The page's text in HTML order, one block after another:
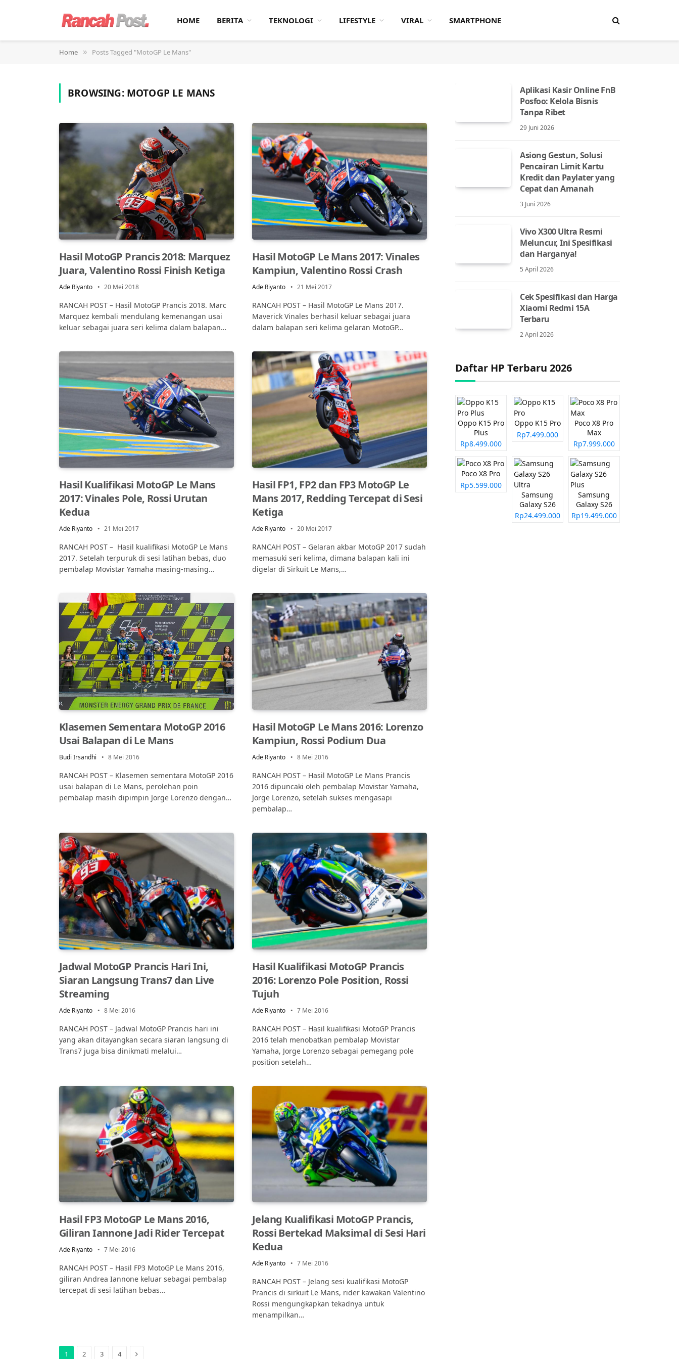
HOME BERITA TEKNOLOGI LIFESTYLE VIRAL SMARTPHONE
Home » Posts Tagged "MotoGP Le Mans"
BROWSING: MOTOGP LE MANS
Hasil MotoGP Prancis 2018: Marquez
Juara, Valentino Rossi Finish Ketiga
Ade Riyanto 20 Mei 2018
RANCAH POST – Hasil MotoGP Prancis 2018. Marc
Marquez kembali mendulang kemenangan usai
keluar sebagai juara seri kelima dalam balapan…
Hasil MotoGP Le Mans 2017: Vinales
Kampiun, Valentino Rossi Crash
Ade Riyanto 21 Mei 2017
RANCAH POST – Hasil MotoGP Le Mans 2017.
Maverick Vinales berhasil keluar sebagai juara
dalam balapan seri kelima gelaran MotoGP…
Hasil Kualifikasi MotoGP Le Mans
2017: Vinales Pole, Rossi Urutan
Kedua
Ade Riyanto 21 Mei 2017
RANCAH POST – Hasil kualifikasi MotoGP Le Mans
2017. Setelah terpuruk di sesi latihan bebas, duo
pembalap Movistar Yamaha masing-masing…
Hasil FP1, FP2 dan FP3 MotoGP Le
Mans 2017, Redding Tercepat di Sesi
Ketiga
Ade Riyanto 20 Mei 2017
RANCAH POST – Gelaran akbar MotoGP 2017 sudah
memasuki seri kelima, dimana balapan kali ini
digelar di Sirkuit Le Mans,…
Klasemen Sementara MotoGP 2016
Usai Balapan di Le Mans
Budi Irsandhi 8 Mei 2016
RANCAH POST – Klasemen sementara MotoGP 2016
usai balapan di Le Mans, perolehan poin
pembalap masih dipimpin Jorge Lorenzo dengan…
Hasil MotoGP Le Mans 2016: Lorenzo
Kampiun, Rossi Podium Dua
Ade Riyanto 8 Mei 2016
RANCAH POST – Hasil MotoGP Le Mans Prancis
2016 dipuncaki oleh pembalap Movistar Yamaha,
Jorge Lorenzo, setelah sukses mengasapi
pembalap…
Jadwal MotoGP Prancis Hari Ini,
Siaran Langsung Trans7 dan Live
Streaming
Ade Riyanto 8 Mei 2016
RANCAH POST – Jadwal MotoGP Prancis hari ini
yang akan ditayangkan secara siaran langsung di
Trans7 juga bisa dinikmati melalui…
Hasil Kualifikasi MotoGP Prancis
2016: Lorenzo Pole Position, Rossi
Tujuh
Ade Riyanto 7 Mei 2016
RANCAH POST – Hasil kualifikasi MotoGP Prancis
2016 telah menobatkan pembalap Movistar
Yamaha, Jorge Lorenzo sebagai pemegang pole
position setelah…
Hasil FP3 MotoGP Le Mans 2016,
Giliran Iannone Jadi Rider Tercepat
Ade Riyanto 7 Mei 2016
RANCAH POST – Hasil FP3 MotoGP Le Mans 2016,
giliran Andrea Iannone keluar sebagai pembalap
tercepat di sesi latihan bebas…
Jelang Kualifikasi MotoGP Prancis,
Rossi Bertekad Maksimal di Sesi Hari
Kedua
Ade Riyanto 7 Mei 2016
RANCAH POST – Jelang sesi kualifikasi MotoGP
Prancis di sirkuit Le Mans, rider kawakan Valentino
Rossi mengungkapkan tekadnya untuk
menampilkan…
1 2 3 4 Next
Aplikasi Kasir Online FnB
Posfoo: Kelola Bisnis
Tanpa Ribet
29 Juni 2026
Asiong Gestun, Solusi
Pencairan Limit Kartu
Kredit dan Paylater yang
Cepat dan Amanah
3 Juni 2026
Vivo X300 Ultra Resmi
Meluncur, Ini Spesifikasi
dan Harganya!
5 April 2026
Cek Spesifikasi dan Harga
Xiaomi Redmi 15A
Terbaru
2 April 2026
Daftar HP Terbaru 2026
Oppo K15 Pro
Plus
Rp8.499.000
Oppo K15 Pro
Rp7.499.000
Poco X8 Pro
Max
Rp7.999.000
Poco X8 Pro
Rp5.599.000
Samsung
Galaxy S26
Ultra
Rp24.499.000
Samsung
Galaxy S26
Plus
Rp19.499.000